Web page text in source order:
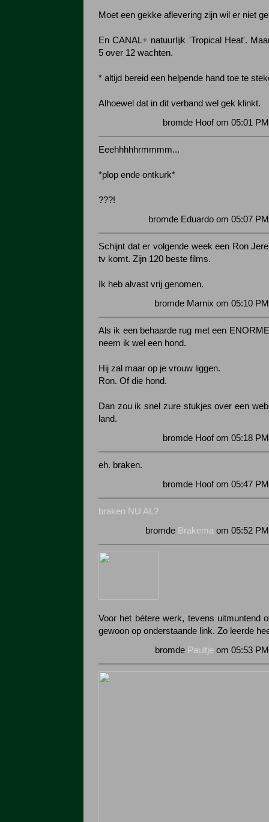
Moet een gekke aflevering zijn wil er niet
En CANAL+ natuurlijk 'Tropical Heat'.
5 over 12 wachten.
* altijd bereid een helpende hand toe te
Alhoewel dat in dit verband wel gek klinkt.
bromde Hoof om 05:01
Eeehhhhhrmmmm...
*plop ende ontkurk*
???!
bromde Eduardo om 05:07
Schijnt dat er volgende week een Ron
tv komt. Zijn 120 beste films.
Ik heb alvast vrij genomen.
bromde Marnix om 05:10
Als ik een behaarde rug met een
neem ik wel een hond.
Hij zal maar op je vrouw liggen.
Ron. Of die hond.
Dan zou ik snel zure stukjes over een
land.
bromde Hoof om 05:18
eh. braken.
bromde Hoof om 05:47
braken NU AL?
bromde Brakema om 05:52
Voor het bétere werk, tevens uitmuntend
gewoon op onderstaande link. Zo leerde
bromde Paultje om 05:53